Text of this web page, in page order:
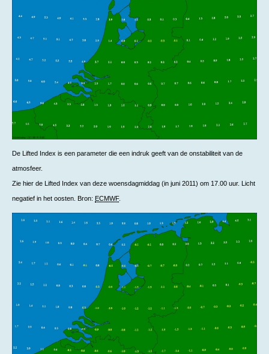
De Lifted Index is een parameter die een indruk geeft van de onstabiliteit van de
atmosfeer.
Zie hier de Lifted Index van deze woensdagmiddag (in juni 2011) om 17.00 uur. Licht
negatief in het oosten. Bron: ECMWF.